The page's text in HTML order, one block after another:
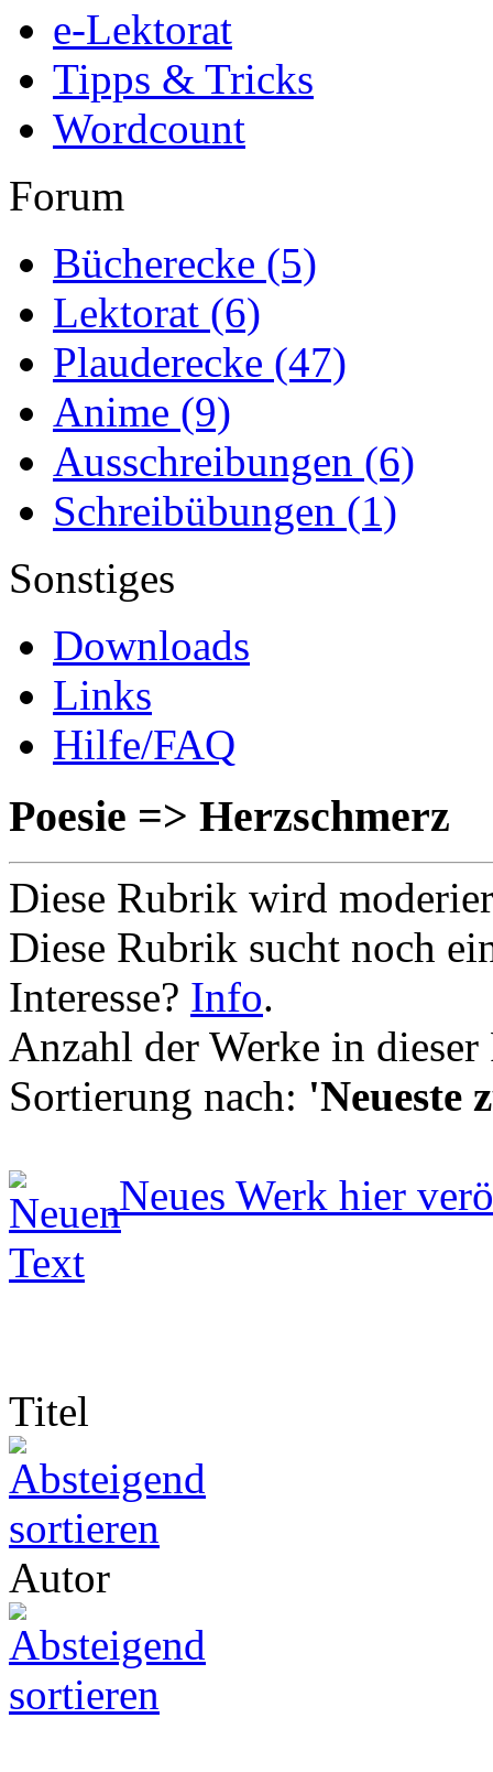
e-Lektorat
Tipps & Tricks
Wordcount
Forum
Bücherecke (5)
Lektorat (6)
Plauderecke (47)
Anime (9)
Ausschreibungen (6)
Schreibübungen (1)
Sonstiges
Downloads
Links
Hilfe/FAQ
Poesie => Herzschmerz
Diese Rubrik wird
Diese Rubrik sucht noch
Interesse? Info.
Anzahl der Werke in
Sortierung nach: 'Neueste
Neues Werk hier
Titel
Autor